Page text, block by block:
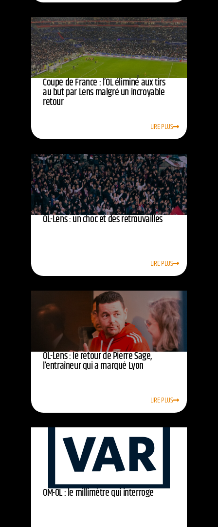
Coupe de France : l’OL éliminé aux tirs
au but par Lens malgré un incroyable
retour
LIRE PLUS
OL-Lens : un choc et des retrouvailles
LIRE PLUS
OL-Lens : le retour de Pierre Sage,
l’entraîneur qui a marqué Lyon
LIRE PLUS
OM-OL : le millimètre qui interroge